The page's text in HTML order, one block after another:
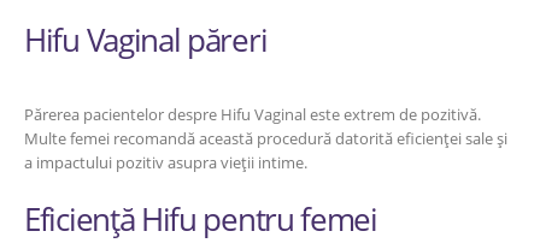
Hifu Vaginal păreri
Părerea pacientelor despre Hifu Vaginal este extrem de pozitivă.
Multe femei recomandă această procedură datorită eficienței sale și
a impactului pozitiv asupra vieții intime.
Eficiență Hifu pentru femei